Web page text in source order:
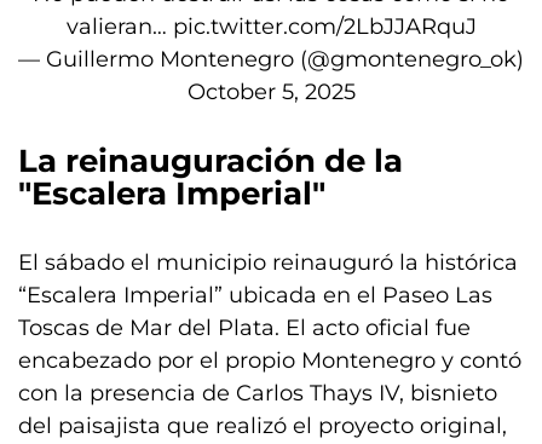
valieran… pic.twitter.com/2LbJJARquJ
— Guillermo Montenegro (@gmontenegro_ok)
October 5, 2025
La reinauguración de la
"Escalera Imperial"
El sábado el municipio reinauguró la histórica
“Escalera Imperial” ubicada en el Paseo Las
Toscas de Mar del Plata. El acto oficial fue
encabezado por el propio Montenegro y contó
con la presencia de Carlos Thays IV, bisnieto
del paisajista que realizó el proyecto original,